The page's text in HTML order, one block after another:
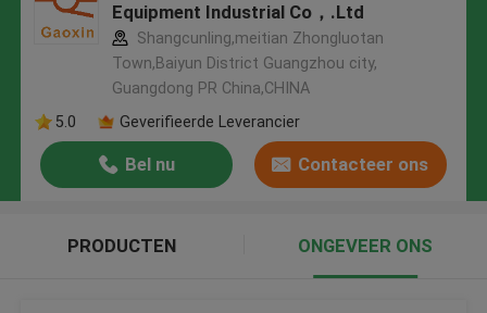
Equipment Industrial Co，.Ltd
Shangcunling,meitian Zhongluotan
Town,Baiyun District Guangzhou city,
Guangdong PR China,CHINA
5.0
Geverifieerde Leverancier
Bel nu Contacteer ons
PRODUCTEN ONGEVEER ONS